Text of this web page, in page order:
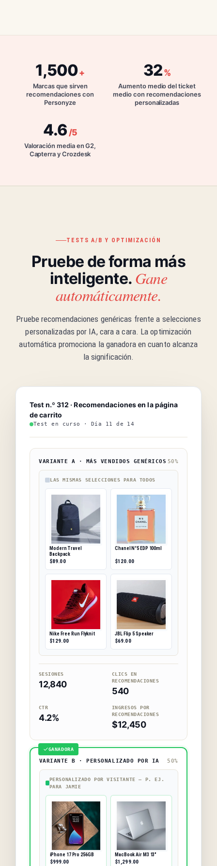
1,500+
Marcas que sirven
recomendaciones con
Personyze
32%
Aumento medio del ticket
medio con recomendaciones
personalizadas
4.6 /5
Valoración media en G2,
Capterra y Crozdesk
TESTS A/B Y OPTIMIZACIÓN
Pruebe de forma más
inteligente. Gane
automáticamente.
Pruebe recomendaciones genéricas frente a selecciones
personalizadas por IA, cara a cara. La optimización
automática promociona la ganadora en cuanto alcanza
la significación.
Test n.º 312 · Recomendaciones en la página
de carrito
Test en curso · Día 11 de 14
VARIANTE A · MÁS VENDIDOS GENÉRICOS 50%
LAS MISMAS SELECCIONES PARA TODOS
Modern Travel
Backpack
$89.00
Chanel N°5 EDP 100ml
$120.00
Nike Free Run Flyknit
$129.00
JBL Flip 5 Speaker
$69.00
SESIONES
12,840
CLICS EN
RECOMENDACIONES
540
CTR
4.2%
INGRESOS POR
RECOMENDACIONES
$12,450
GANADORA
VARIANTE B · PERSONALIZADO POR IA 50%
PERSONALIZADO POR VISITANTE — P. EJ.
PARA JAMIE
iPhone 17 Pro 256GB
$999.00
MacBook Air M3 13"
$1,299.00